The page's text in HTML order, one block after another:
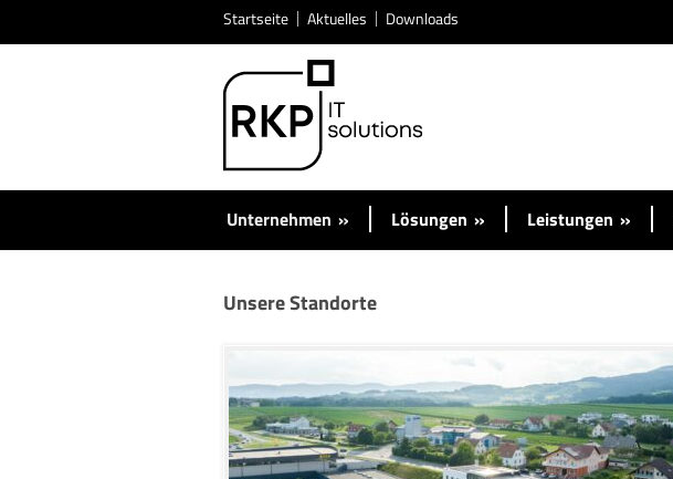
Startseite Aktuelles Downloads
Unternehmen » Lösungen » Leistungen »
Unsere Standorte